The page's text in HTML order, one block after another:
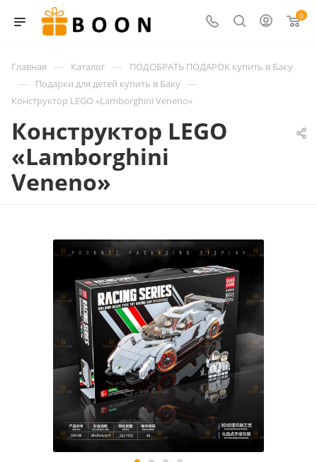
0
Главная — Каталог — ПОДОБРАТЬ ПОДАРОК купить в Баку
— Подарки для детей купить в Баку —
Конструктор LEGO «Lamborghini Veneno»
Конструктор LEGO
«Lamborghini
Veneno»